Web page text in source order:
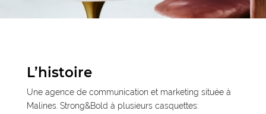
L’histoire
Une agence de communication et marketing située à
Malines. Strong&Bold à plusieurs casquettes: